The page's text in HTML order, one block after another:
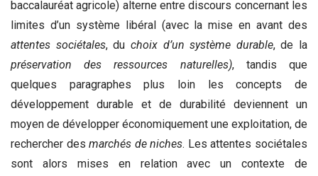
baccalauréat agricole) alterne entre discours concernant les
limites d’un système libéral (avec la mise en avant des
attentes sociétales, du choix d’un système durable, de la
préservation des ressources naturelles), tandis que
quelques paragraphes plus loin les concepts de
développement durable et de durabilité deviennent un
moyen de développer économiquement une exploitation, de
rechercher desmarchés de niches. Les attentes sociétales
sont alors mises en relation avec un contexte de